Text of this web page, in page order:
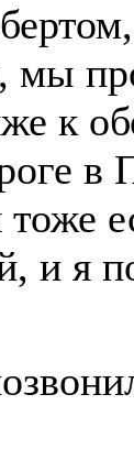
мы
к
и я